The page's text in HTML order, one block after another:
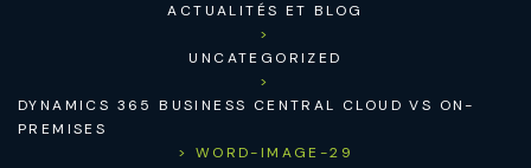
ACTUALITÉS ET BLOG
>
UNCATEGORIZED
>
DYNAMICS 365 BUSINESS CENTRAL CLOUD VS ON-
PREMISES
> WORD-IMAGE-29